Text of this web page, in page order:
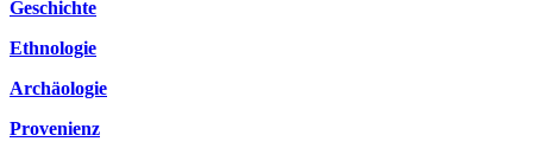
Geschichte
Ethnologie
Archäologie
Provenienz